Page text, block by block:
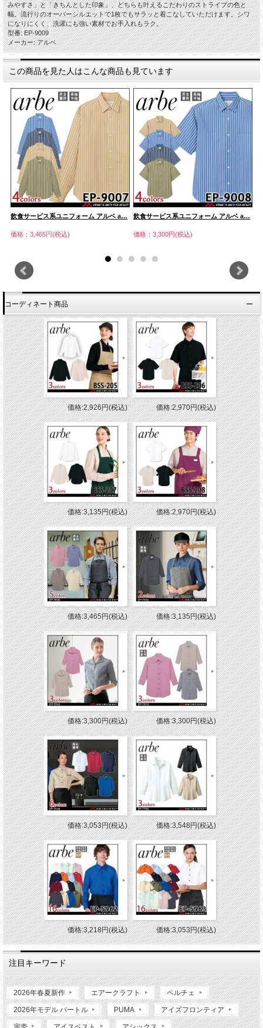
みやすさ」と「きちんとした印象」、どちらも叶えるこだわりのストライプの色と
幅。流行りのオーバーシルエットで1枚でもサラッと着こなしていただけます。シワ
になりにくく、洗濯にも強い素材でお手入れもラク。
型番: EP-9009
メーカー: アルベ
この商品を見た人はこんな商品も見ています
飲食サービス系ユニフォーム アルベ a…
価格：3,465円(税込)
飲食サービス系ユニフォーム アルベ a…
価格：3,300円(税込)
コーディネート商品
価格:2,926円(税込) 価格:2,970円(税込)
価格:3,135円(税込) 価格:2,970円(税込)
価格:3,465円(税込) 価格:3,135円(税込)
価格:3,300円(税込) 価格:3,300円(税込)
価格:3,053円(税込) 価格:3,548円(税込)
価格:3,218円(税込) 価格:3,053円(税込)
注目キーワード
2026年春夏新作 エアークラフト ペルチェ
2026年モデル バートル PUMA アイズフロンティア
寅壱 アイスベスト アシックス